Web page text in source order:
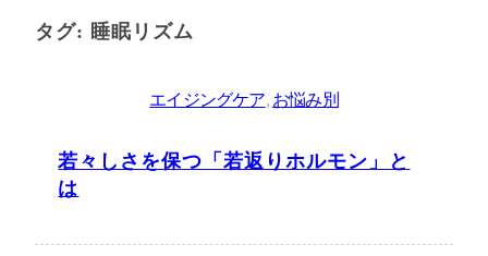
タグ: 睡眠リズム
エイジングケア, お悩み別
若々しさを保つ「若返りホルモン」と
は